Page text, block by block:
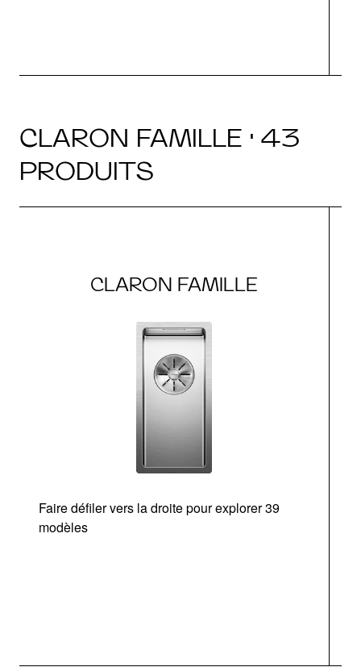
CLARON FAMILLE · 43
PRODUITS
CLARON FAMILLE
Faire défiler vers la droite pour explorer 39
modèles